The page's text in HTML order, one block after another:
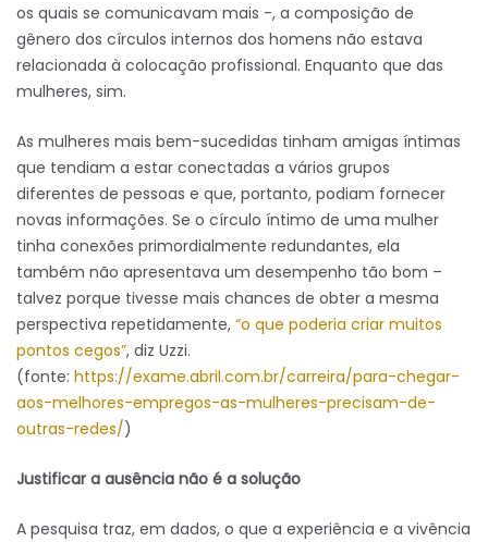
os quais se comunicavam mais -, a composição de
gênero dos círculos internos dos homens não estava
relacionada à colocação profissional. Enquanto que das
mulheres, sim.
As mulheres mais bem-sucedidas tinham amigas íntimas
que tendiam a estar conectadas a vários grupos
diferentes de pessoas e que, portanto, podiam fornecer
novas informações. Se o círculo íntimo de uma mulher
tinha conexões primordialmente redundantes, ela
também não apresentava um desempenho tão bom –
talvez porque tivesse mais chances de obter a mesma
perspectiva repetidamente, “o que poderia criar muitos
pontos cegos”, diz Uzzi.
(fonte: https://exame.abril.com.br/carreira/para-chegar-
aos-melhores-empregos-as-mulheres-precisam-de-
outras-redes/)
Justificar a ausência não é a solução
A pesquisa traz, em dados, o que a experiência e a vivência